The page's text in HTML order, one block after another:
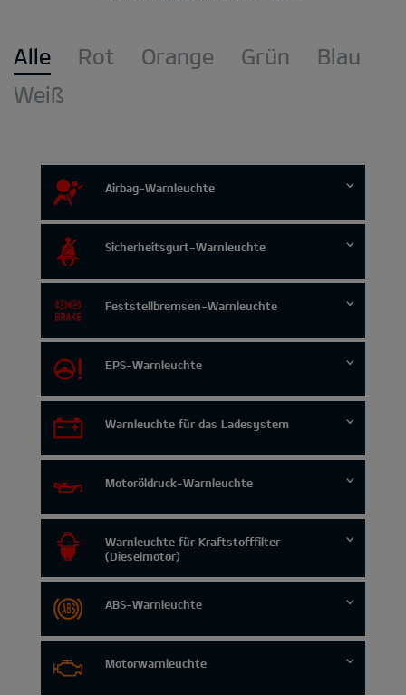
Alle Rot Orange Grün
Blau
Weiß
Airbag-Warnleuchte
Sicherheitsgurt-Warnleuchte
Feststellbremsen-Warnleuchte
EPS-Warnleuchte
Warnleuchte für das Ladesystem
Motoröldruck-Warnleuchte
Warnleuchte für Kraftstofffilter
(Dieselmotor)
ABS-Warnleuchte
Motorwarnleuchte